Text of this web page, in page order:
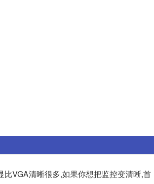
VGA清晰很多,如果你想把监控变清晰,首